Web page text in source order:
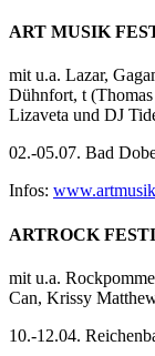
ART MUSIK
mit u.a. Lazar,
Dühnfort, t
Lizaveta und DJ
02.-05.07. Bad
Infos:
ARTROCK
mit u.a.
Can, Krissy
10.-12.04.